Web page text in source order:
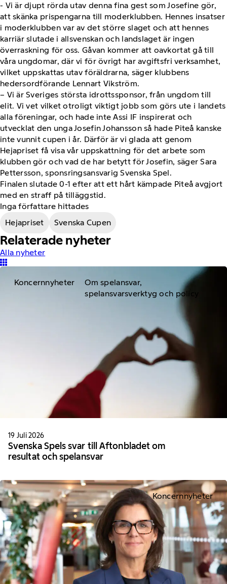
- Vi är djupt rörda utav denna fina gest som Josefine gör,
att skänka prispengarna till moderklubben. Hennes insatser
i moderklubben var av det större slaget och att hennes
karriär slutade i allsvenskan och landslaget är ingen
överraskning för oss. Gåvan kommer att oavkortat gå till
våra ungdomar, där vi för övrigt har avgiftsfri verksamhet,
vilket uppskattas utav föräldrarna, säger klubbens
hedersordförande Lennart Vikström.
– Vi är Sveriges största idrottssponsor, från ungdom till
elit. Vi vet vilket otroligt viktigt jobb som görs ute i landets
alla föreningar, och hade inte Assi IF inspirerat och
utvecklat den unga Josefin Johansson så hade Piteå kanske
inte vunnit cupen i år. Därför är vi glada att genom
Hejapriset få visa vår uppskattning för det arbete som
klubben gör och vad de har betytt för Josefin, säger Sara
Pettersson, sponsringsansvarig Svenska Spel.
Finalen slutade 0-1 efter att ett hårt kämpade Piteå avgjort
med en straff på tilläggstid.
Inga författare hittades
Hejapriset
Svenska Cupen
Relaterade nyheter
Alla nyheter
Koncernnyheter
Om spelansvar,
spelansvarsverktyg och policy
19 Juli 2026
Svenska Spels svar till Aftonbladet om
resultat och spelansvar
Koncernnyheter